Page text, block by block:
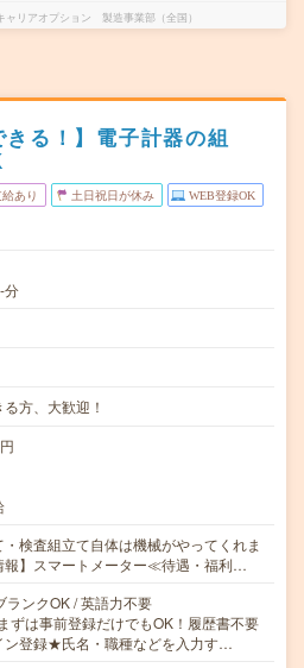
ャリアオプション 製造事業部（全国）
きる！】電子計器の組
あり 土日祝日が休み WEB登録OK
分
方、大歓迎！
検査組立て自体は機械がやってくれま
報】スマートメーター≪待遇・福利…
ランクOK / 英語力不要
ずは事前登録だけでもOK！履歴書不要
ン登録★氏名・職種などを入力す…